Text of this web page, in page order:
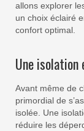
allons explorer
un choix éclairé
confort optimal.
Une
Avant même de
primordial de
isolée. Une
réduire les